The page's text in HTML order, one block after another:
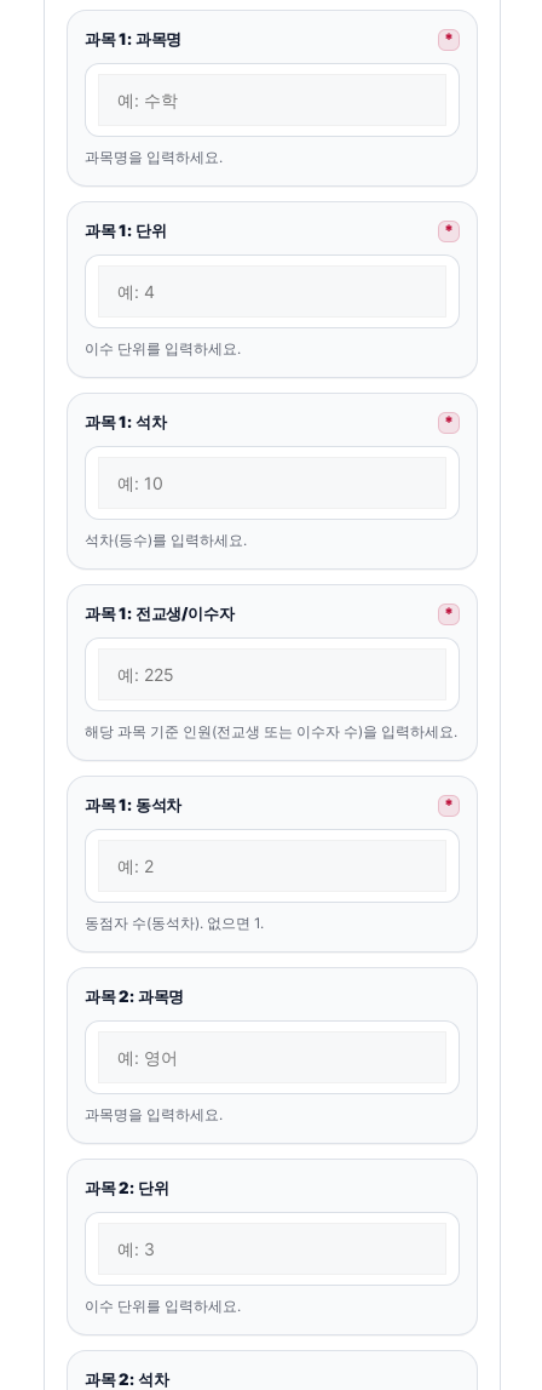
과목 1: 과목명 *
과목명을 입력하세요.
과목 1: 단위 *
이수 단위를 입력하세요.
과목 1: 석차 *
석차(등수)를 입력하세요.
과목 1: 전교생/이수자 *
해당 과목 기준 인원(전교생 또는 이수자 수)을 입력하세요.
과목 1: 동석차 *
동점자 수(동석차). 없으면 1.
과목 2: 과목명
과목명을 입력하세요.
과목 2: 단위
이수 단위를 입력하세요.
과목 2: 석차